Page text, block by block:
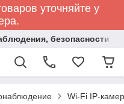
уточняйте у
безопасности и
Wi-Fi IP-